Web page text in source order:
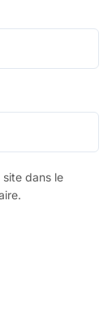
site dans le